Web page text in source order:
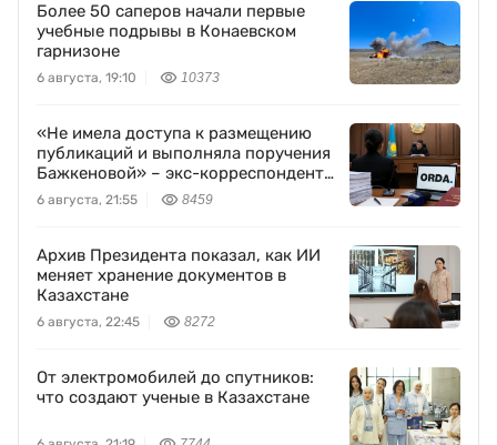
Более 50 саперов начали первые
учебные подрывы в Конаевском
гарнизоне
6 августа, 19:10 10373
«Не имела доступа к размещению
публикаций и выполняла поручения
Бажкеновой» – экс-корреспондент
Orda.kz Дуйсенова
6 августа, 21:55 8459
Архив Президента показал, как ИИ
меняет хранение документов в
Казахстане
6 августа, 22:45 8272
От электромобилей до спутников:
что создают ученые в Казахстане